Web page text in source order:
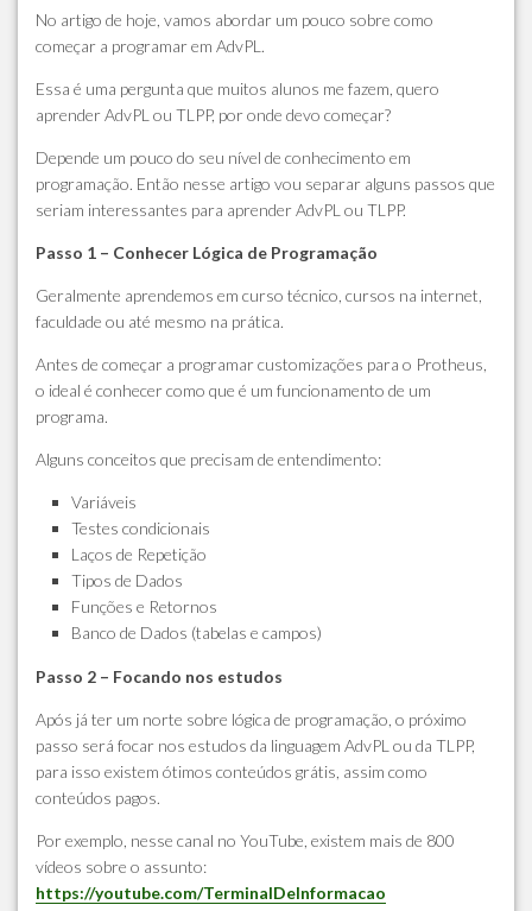
No artigo de hoje, vamos abordar um pouco sobre como
começar a programar em AdvPL.
Essa é uma pergunta que muitos alunos me fazem, quero
aprender AdvPL ou TLPP, por onde devo começar?
Depende um pouco do seu nível de conhecimento em
programação. Então nesse artigo vou separar alguns passos que
seriam interessantes para aprender AdvPL ou TLPP.
Passo 1 – Conhecer Lógica de Programação
Geralmente aprendemos em curso técnico, cursos na internet,
faculdade ou até mesmo na prática.
Antes de começar a programar customizações para o Protheus,
o ideal é conhecer como que é um funcionamento de um
programa.
Alguns conceitos que precisam de entendimento:
Variáveis
Testes condicionais
Laços de Repetição
Tipos de Dados
Funções e Retornos
Banco de Dados (tabelas e campos)
Passo 2 – Focando nos estudos
Após já ter um norte sobre lógica de programação, o próximo
passo será focar nos estudos da linguagem AdvPL ou da TLPP,
para isso existem ótimos conteúdos grátis, assim como
conteúdos pagos.
Por exemplo, nesse canal no YouTube, existem mais de 800
vídeos sobre o assunto:
https://youtube.com/TerminalDeInformacao